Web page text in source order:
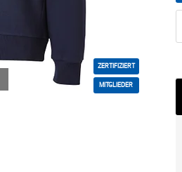
ZERTIFIZIERT
MITGLIEDER